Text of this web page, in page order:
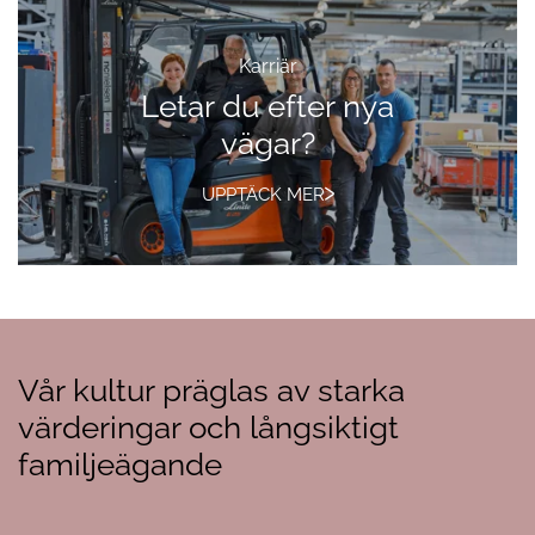
Karriär
Letar du efter nya
vägar?
UPPTÄCK MER
Vår kultur präglas av starka
värderingar och långsiktigt
familjeägande